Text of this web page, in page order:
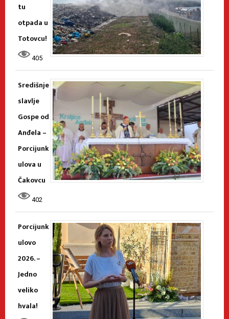
tu
otpada u
Totovcu!
405
Središnje
slavlje
Gospe od
Anđela –
Porcijunk
ulova u
Čakovcu
402
Porcijunk
ulovo
2026. –
Jedno
veliko
hvala!